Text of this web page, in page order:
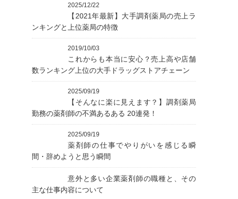
2025/12/22
【2021年最新】大手調剤薬局の売上ラ
ンキングと上位薬局の特徴
2019/10/03
これからも本当に安心？売上高や店舗
数ランキング上位の大手ドラッグストアチェーン
2025/09/19
【そんなに楽に見えます？】調剤薬局
勤務の薬剤師の不満あるある 20連発！
2025/09/19
薬剤師の仕事でやりがいを感じる瞬
間・辞めようと思う瞬間
意外と多い企業薬剤師の職種と、その
主な仕事内容について